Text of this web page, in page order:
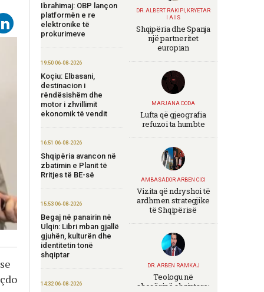
Ibrahimaj: OBP lançon
platformën e re
elektronike të
prokurimeve
19:50 06-08-2026
Koçiu: Elbasani,
destinacion i
rëndësishëm dhe
motor i zhvillimit
ekonomik të vendit
16:51 06-08-2026
Shqipëria avancon në
zbatimin e Planit të
Rritjes të BE-së
15:53 06-08-2026
Begaj në panairin në
Ulqin: Libri mban gjallë
gjuhën, kulturën dhe
identitetin tonë
shqiptar
14:32 06-08-2026
DR. ALBERT RAKIPI, KRYETAR
I AIIS
Shqipëria dhe Spanja
një partneritet
europian
MARJANA DODA
Lufta që gjeografia
refuzoi ta humbte
AMBASADOR ARBEN CICI
Vizita që ndryshoi të
ardhmen strategjike
të Shqipërisë
DR. ARBEN RAMKAJ
Teologu në
shoqërinë shqiptare: